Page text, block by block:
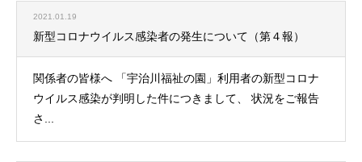
2021.01.19
新型コロナウイルス感染者の発生について（第４報）
関係者の皆様へ 「宇治川福祉の園」利用者の新型コロナ
ウイルス感染が判明した件につきまして、 状況をご報告
さ...